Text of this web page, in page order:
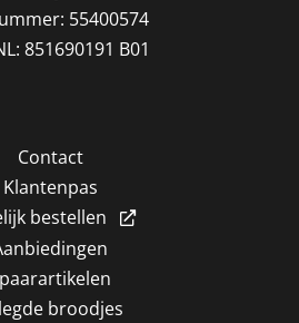
55400574
851690191 B01
Contact
Klantenpas
bestellen
broodjes